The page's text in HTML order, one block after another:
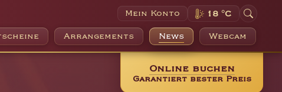
Arrangements News Webcam
Mein Konto 18 °C
Online buchen
Garantiert bester Preis